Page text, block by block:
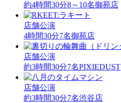
約4時間30分8～10名御苑店
店舗公演
4時間30分7名御苑店
店舗公演
約3時間30分7名PIXIEDUST
店舗公演
約3時間30分7名渋谷店